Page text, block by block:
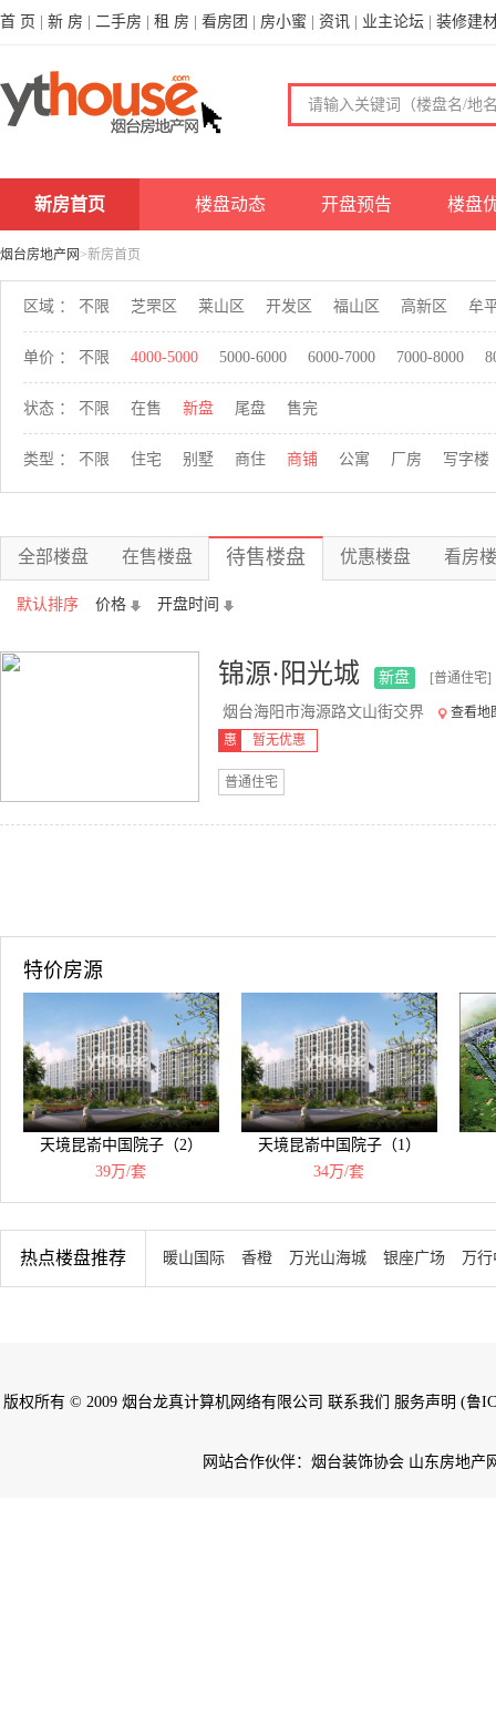
首 页 新 房 二手房 租 房 看房团 房小蜜 资讯 业主论坛 装修建
新房首页 楼盘动态 开盘预告 楼盘
烟台房地产网 >新房首页
区域 ： 不限 芝罘区 莱山区 开发区 福山区 高新区 牟
单价 ： 不限 4000-5000 5000-6000 6000-7000 7000-8000
状态 ： 不限 在售 新盘 尾盘 售完
类型 ： 不限 住宅 别墅 商住 商铺 公寓 厂房 写字楼
全部楼盘 在售楼盘 待售楼盘 优惠楼盘 看房
默认排序 价格 开盘时间
锦源·阳光城 新盘 [普通住宅]
烟台海阳市海源路文山街交界
查看地
惠
暂无优惠
普通住宅
特价房源
天境昆嵛中国院子（2）
39万/套
天境昆嵛中国院子（1）
34万/套
热点楼盘推荐 暖山国际 香橙 万光山海城 银座广场 万
版权所有 © 2009 烟台龙真计算机网络有限公司 联系我们 服务声明 (鲁
网站合作伙伴：烟台装饰协会 山东房地